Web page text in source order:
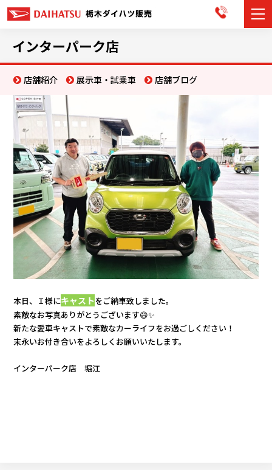
展示車・試乗車
店舗情報
お知らせ
イベント・キャンペーン
ご購入者サポート
アフターサポート
会社情報
インターパーク店
店舗紹介 展示車・試乗車 店舗ブログ
本日、Ｉ様にキャストをご納車致しました。
素敵なお写真ありがとうございます😄✨
新たな愛車キャストで素敵なカーライフをお過ごしください！
末永いお付き合いをよろしくお願いいたします。
インターパーク店 堀江